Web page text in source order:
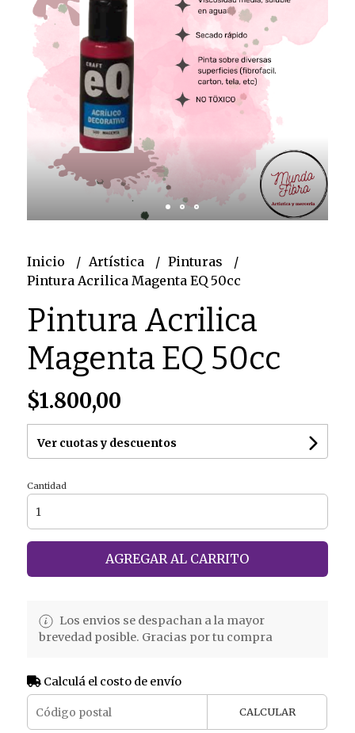
Inicio Artística
Pinturas
Pintura Acrilica Magenta EQ 50cc
Pintura Acrilica
Magenta EQ 50cc
$1.800,00
Ver cuotas y descuentos
Cantidad
AGREGAR AL CARRITO
Los envios se despachan a la mayor
brevedad posible. Gracias por tu compra
Calculá el costo de envío
CALCULAR